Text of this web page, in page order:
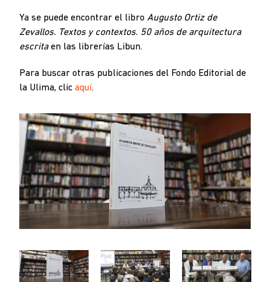
Ya se puede encontrar el libro Augusto Ortiz de
Zevallos. Textos y contextos. 50 años de arquitectura
escritaen las librerías Libun.
Para buscar otras publicaciones del Fondo Editorial de
la Ulima, clic aquí.